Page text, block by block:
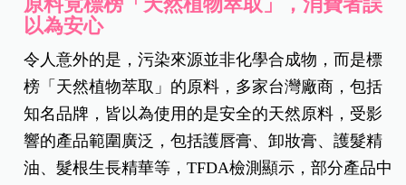
以為安心
令人意外的是，污染來源並非化學合成物，而是標
榜「天然植物萃取」的原料，多家台灣廠商，包括
知名品牌，皆以為使用的是安全的天然原料，受影
響的產品範圍廣泛，包括護唇膏、卸妝膏、護髮精
油、髮根生長精華等，TFDA檢測顯示，部分產品中